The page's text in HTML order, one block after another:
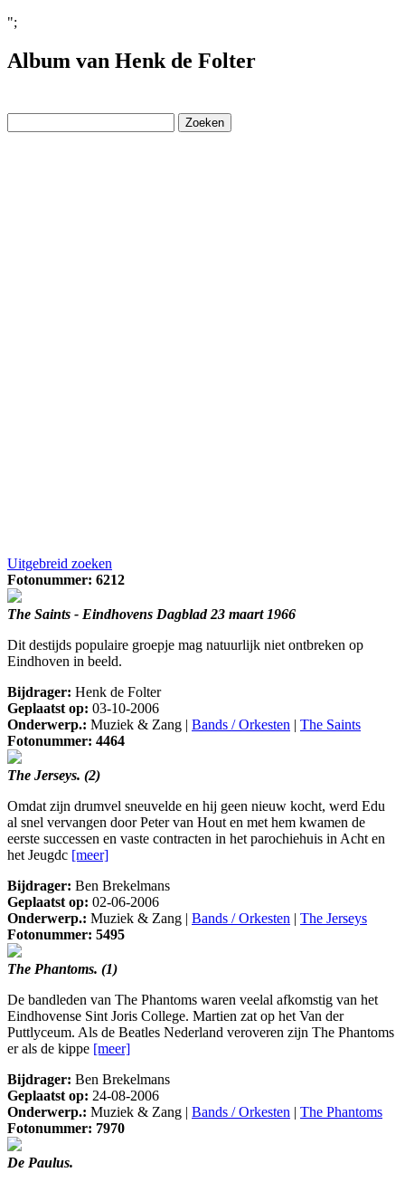
";
Album van Henk de Folter
Uitgebreid zoeken
Fotonummer: 6212
The Saints - Eindhovens Dagblad 23 maart 1966
Dit destijds populaire groepje mag natuurlijk niet ontbreken op
Eindhoven in beeld.
Bijdrager: Henk de Folter
Geplaatst op: 03-10-2006
Onderwerp.: Muziek & Zang | Bands / Orkesten | The Saints
Fotonummer: 4464
The Jerseys. (2)
Omdat zijn drumvel sneuvelde en hij geen nieuw kocht, werd Edu
al snel vervangen door Peter van Hout en met hem kwamen de
eerste successen en vaste contracten in het parochiehuis in Acht en
het Jeugdc [meer]
Bijdrager: Ben Brekelmans
Geplaatst op: 02-06-2006
Onderwerp.: Muziek & Zang | Bands / Orkesten | The Jerseys
Fotonummer: 5495
The Phantoms. (1)
De bandleden van The Phantoms waren veelal afkomstig van het
Eindhovense Sint Joris College. Martien zat op het Van der
Puttlyceum. Als de Beatles Nederland veroveren zijn The Phantoms
er als de kippe [meer]
Bijdrager: Ben Brekelmans
Geplaatst op: 24-08-2006
Onderwerp.: Muziek & Zang | Bands / Orkesten | The Phantoms
Fotonummer: 7970
De Paulus.